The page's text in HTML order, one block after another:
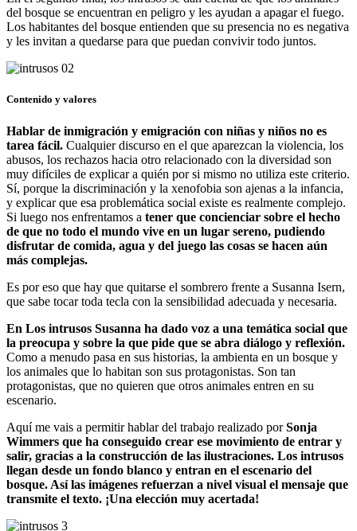
del bosque se encuentran en peligro y les ayudan a apagar el fuego.
Los habitantes del bosque entienden que su presencia no es negativa
y les invitan a quedarse para que puedan convivir todo juntos.
Contenido y valores
Hablar de inmigración y emigración con niñas y niños no es
tarea fácil. Cualquier discurso en el que aparezcan la violencia, los
abusos, los rechazos hacia otro relacionado con la diversidad son
muy difíciles de explicar a quién por si mismo no utiliza este criterio.
Sí, porque la discriminación y la xenofobia son ajenas a la infancia,
y explicar que esa problemática social existe es realmente complejo.
Si luego nos enfrentamos a tener que concienciar sobre el hecho
de que no todo el mundo vive en un lugar sereno, pudiendo
disfrutar de comida, agua y del juego las cosas se hacen aún
más complejas.
Es por eso que hay que quitarse el sombrero frente a Susanna Isern,
que sabe tocar toda tecla con la sensibilidad adecuada y necesaria.
En Los intrusos Susanna ha dado voz a una temática social que
la preocupa y sobre la que pide que se abra diálogo y reflexión.
Como a menudo pasa en sus historias, la ambienta en un bosque y
los animales que lo habitan son sus protagonistas. Son tan
protagonistas, que no quieren que otros animales entren en su
escenario.
Aquí me vais a permitir hablar del trabajo realizado porSonja
Wimmers que ha conseguido crear ese movimiento de entrar y
salir, gracias a la construcción de las ilustraciones. Los intrusos
llegan desde un fondo blanco y entran en el escenario del
bosque. Así las imágenes refuerzan a nivel visual el mensaje que
transmite el texto. ¡Una elección muy acertada!